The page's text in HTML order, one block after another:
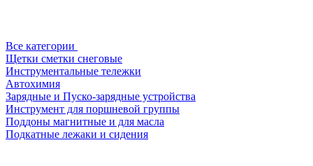
Все категории
Щетки сметки снеговые
Инструментальные тележки
Автохимия
Зарядные и Пуско-зарядные устройства
Инструмент для поршневой группы
Поддоны магнитные и для масла
Подкатные лежаки и сидения